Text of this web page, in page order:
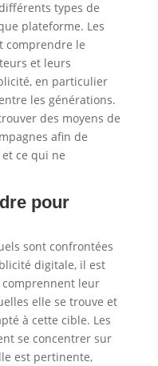
types de
plateforme. Les
comprendre le
et leurs
en particulier
les générations.
des moyens de
afin de
ce qui ne
pour
sont confrontées
digitale, il est
leur
elle se trouve et
à cette cible. Les
se concentrer sur
est pertinente,